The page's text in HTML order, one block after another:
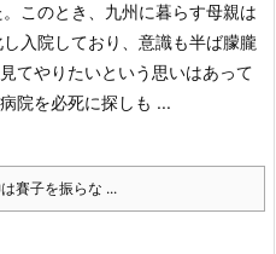
このとき、九州に暮らす母親は
入院しており、意識も半ば朦朧
てやりたいという思いはあって
院を必死に探しも ...
賽子を振らな ...